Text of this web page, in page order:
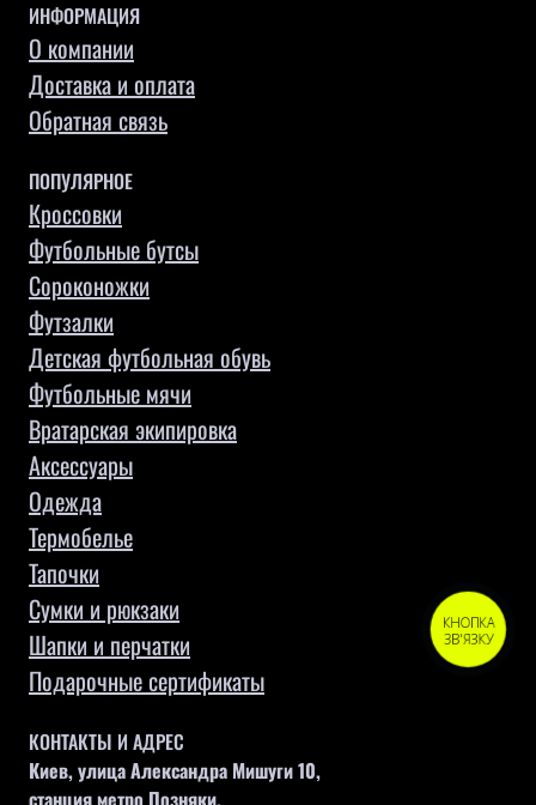
ИНФОРМАЦИЯ
О компании
Доставка и оплата
Обратная связь
ПОПУЛЯРНОЕ
Кроссовки
Футбольные бутсы
Сороконожки
Футзалки
Детская футбольная обувь
Футбольные мячи
Вратарская экипировка
Аксессуары
Одежда
Термобелье
Тапочки
Сумки и рюкзаки
Шапки и перчатки
Подарочные сертификаты
КОНТАКТЫ И АДРЕС
Киев, улица Александра Мишуги 10,
станция метро Позняки,
КНОПКА
ЗВ'ЯЗКУ